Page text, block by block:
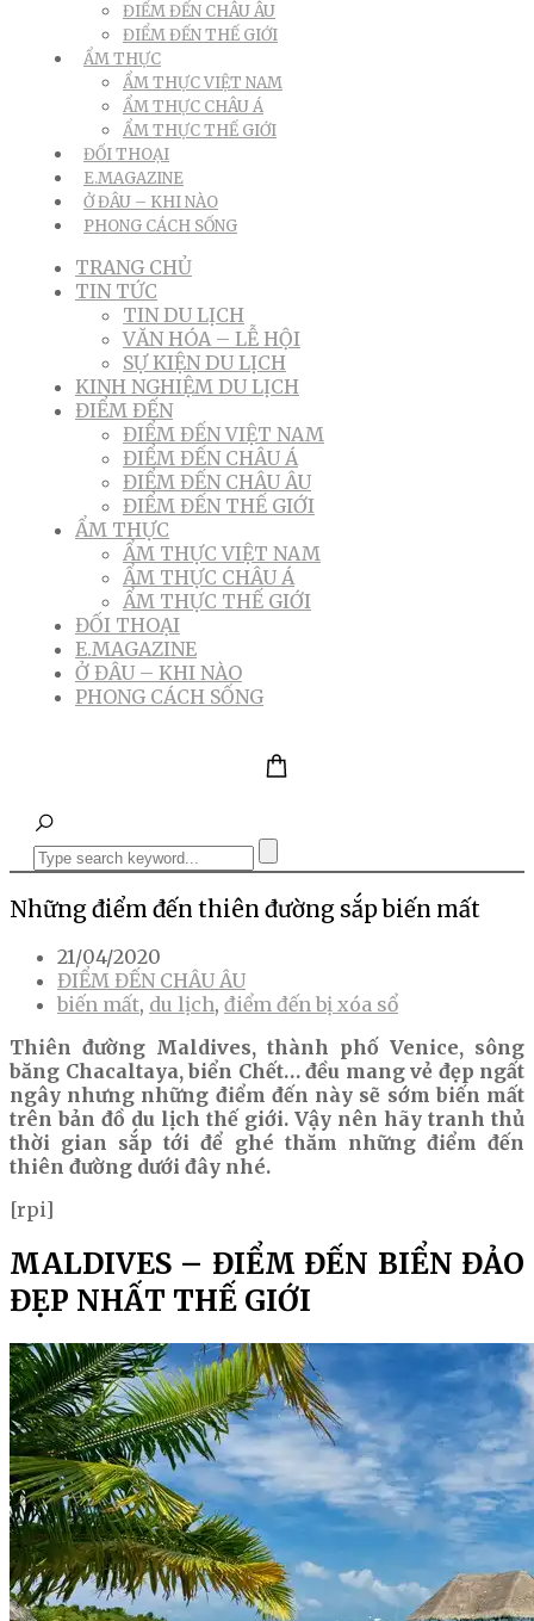
ĐIỂM ĐẾN CHÂU ÂU
ĐIỂM ĐẾN THẾ GIỚI
ẨM THỰC
ẨM THỰC VIỆT NAM
ẨM THỰC CHÂU Á
ẨM THỰC THẾ GIỚI
ĐỐI THOẠI
E.MAGAZINE
Ở ĐÂU – KHI NÀO
PHONG CÁCH SỐNG
TRANG CHỦ
TIN TỨC
TIN DU LỊCH
VĂN HÓA – LỄ HỘI
SỰ KIỆN DU LỊCH
KINH NGHIỆM DU LỊCH
ĐIỂM ĐẾN
ĐIỂM ĐẾN VIỆT NAM
ĐIỂM ĐẾN CHÂU Á
ĐIỂM ĐẾN CHÂU ÂU
ĐIỂM ĐẾN THẾ GIỚI
ẨM THỰC
ẨM THỰC VIỆT NAM
ẨM THỰC CHÂU Á
ẨM THỰC THẾ GIỚI
ĐỐI THOẠI
E.MAGAZINE
Ở ĐÂU – KHI NÀO
PHONG CÁCH SỐNG
Những điểm đến thiên đường sắp biến mất
21/04/2020
ĐIỂM ĐẾN CHÂU ÂU
biến mất, du lịch, điểm đến bị xóa sổ
Thiên đường Maldives, thành phố Venice, sông
băng Chacaltaya, biển Chết… đều mang vẻ đẹp ngất
ngây nhưng những điểm đến này sẽ sớm biến mất
trên bản đồ du lịch thế giới. Vậy nên hãy tranh thủ
thời gian sắp tới để ghé thăm những điểm đến
thiên đường dưới đây nhé.
[rpi]
MALDIVES – ĐIỂM ĐẾN BIỂN ĐẢO
ĐẸP NHẤT THẾ GIỚI